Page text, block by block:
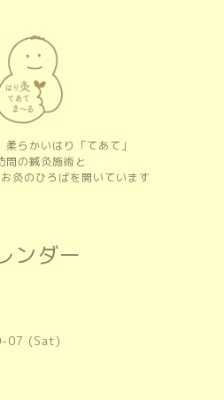
らかいはり「てあて」
の鍼灸施術と
のひろばを開いています
ンダー
07 (Sat)